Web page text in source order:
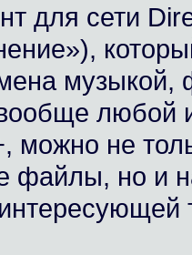
для сети
любой
можно не
файлы, но и